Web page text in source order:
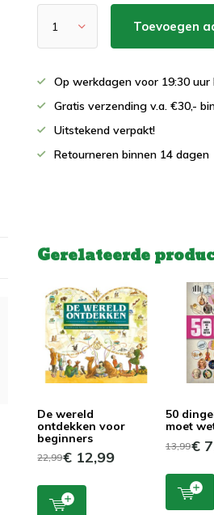
Toevoegen
Op werkdagen voor 19:30
Gratis verzending v.a. €30,-
Uitstekend verpakt!
Retourneren binnen 14 dagen
Gerelateerde
De wereld
ontdekken voor
beginners
22,99€ 12,99
50
moet
13,99€